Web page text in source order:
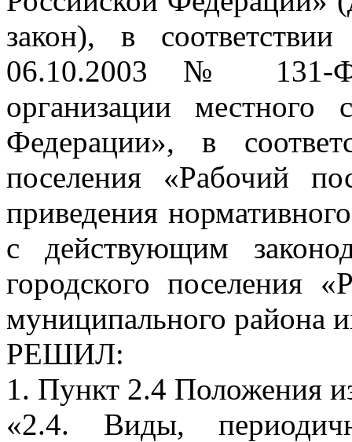
закон), в
06.10.2003 № 131-
организации местного
Федерации», в
поселения «Рабочий
приведения
с действующим
городского поселения
муниципального района
РЕШИЛ:
1. Пункт 2.4 Положения
«2.4. Виды,